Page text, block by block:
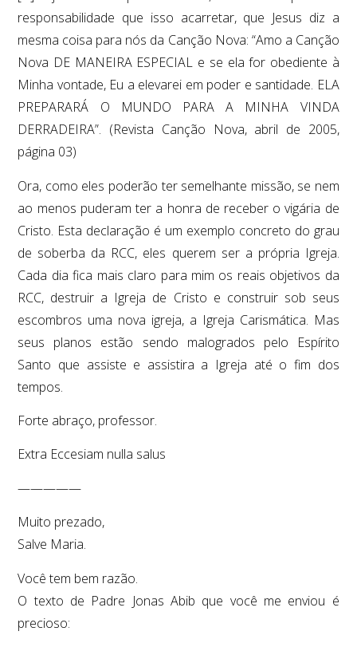
responsabilidade que isso acarretar, que Jesus diz a
mesma coisa para nós da Canção Nova: “Amo a Canção
Nova DE MANEIRA ESPECIAL e se ela for obediente à
Minha vontade, Eu a elevarei em poder e santidade. ELA
PREPARARÁ O MUNDO PARA A MINHA VINDA
DERRADEIRA”. (Revista Canção Nova, abril de 2005,
página 03)
Ora, como eles poderão ter semelhante missão, se nem
ao menos puderam ter a honra de receber o vigária de
Cristo. Esta declaração é um exemplo concreto do grau
de soberba da RCC, eles querem ser a própria Igreja.
Cada dia fica mais claro para mim os reais objetivos da
RCC, destruir a Igreja de Cristo e construir sob seus
escombros uma nova igreja, a Igreja Carismática. Mas
seus planos estão sendo malogrados pelo Espírito
Santo que assiste e assistira a Igreja até o fim dos
tempos.
Forte abraço, professor.
Extra Eccesiam nulla salus
—————
Muito prezado,
Salve Maria.
Você tem bem razão.
O texto de Padre Jonas Abib que você me enviou é
precioso: